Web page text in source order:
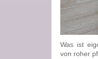
Was ist
von roher